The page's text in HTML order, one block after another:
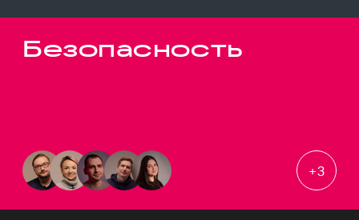
Безопасность
+3